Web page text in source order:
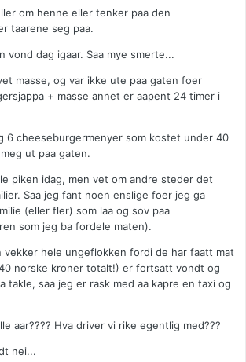
om henne eller tenker paa den
taarene seg paa.
vond dag igaar. Saa mye smerte...
masse, og var ikke ute paa gaten foer
+ masse annet er aapent 24 timer i
6 cheeseburgermenyer som kostet under 40
ut paa gaten.
piken idag, men vet om andre steder det
Saa jeg fant noen enslige foer jeg ga
(eller fler) som laa og sov paa
som jeg ba fordele maten).
vekker hele ungeflokken fordi de har faatt mat
norske kroner totalt!) er fortsatt vondt og
takle, saa jeg er rask med aa kapre en taxi og
aar???? Hva driver vi rike egentlig med???
nei...